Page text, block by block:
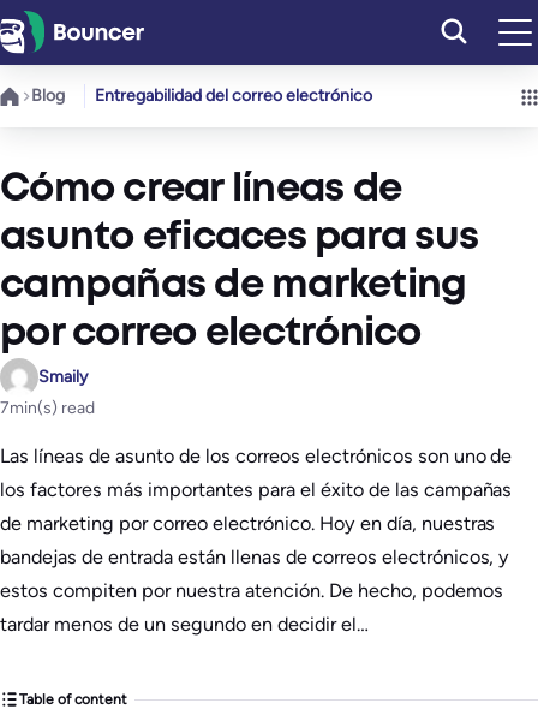
Saltar
al
contenido
Blog Entregabilidad del correo electrónico
Cómo crear líneas de
asunto eficaces para sus
campañas de marketing
por correo electrónico
Smaily
7min(s) read
Las líneas de asunto de los correos electrónicos son uno de
los factores más importantes para el éxito de las campañas
de marketing por correo electrónico. Hoy en día, nuestras
bandejas de entrada están llenas de correos electrónicos, y
estos compiten por nuestra atención. De hecho, podemos
tardar menos de un segundo en decidir el…
Table of content